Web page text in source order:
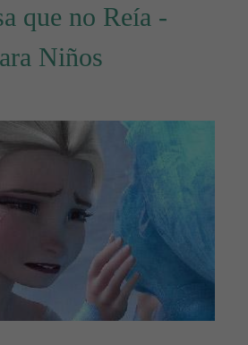
que no Reía -
Niños